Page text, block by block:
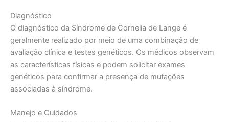
Diagnóstico
O diagnóstico da Síndrome de Cornelia de Lange é
geralmente realizado por meio de uma combinação de
avaliação clínica e testes genéticos. Os médicos observam
as características físicas e podem solicitar exames
genéticos para confirmar a presença de mutações
associadas à síndrome.
Manejo e Cuidados